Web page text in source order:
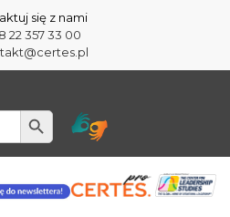
się z nami
22 357 33 00